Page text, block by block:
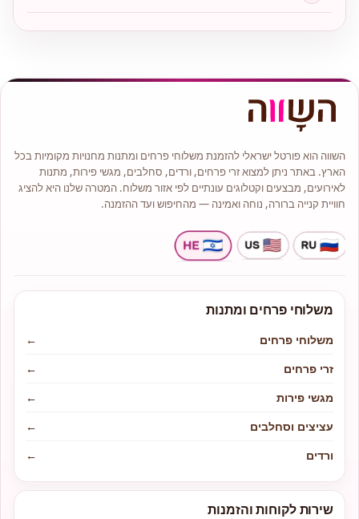
השווה הוא פורטל ישראלי להזמנת משלוחי פרחים ומתנות מחנויות מקומיות בכל
הארץ. באתר ניתן למצוא זרי פרחים, ורדים, סחלבים, מגשי פירות, מתנות
לאירועים, מבצעים וקטלוגים עונתיים לפי אזור משלוח. המטרה שלנו היא להציג
חוויית קנייה ברורה, נוחה ואמינה — מהחיפוש ועד ההזמנה.
משלוחי פרחים ומתנות
משלוחי פרחים
←
זרי פרחים
←
מגשי פירות
←
עציצים וסחלבים
←
ורדים
←
שירות לקוחות והזמנות